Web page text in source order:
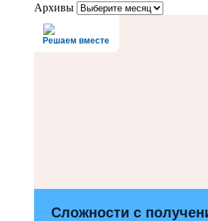
Архивы
Решаем вместе
Сложности с